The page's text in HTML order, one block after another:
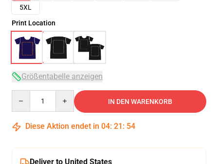
5XL
Print Location
Größentabelle anzeigen
IN DEN WARENKORB
Diese Aktion endet in 04: 21 : 54
Deliver to United States